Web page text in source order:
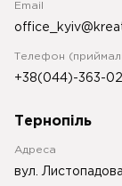
Email
Телефон
+38(044)-363-
Тернопіль
Адреса
вул.